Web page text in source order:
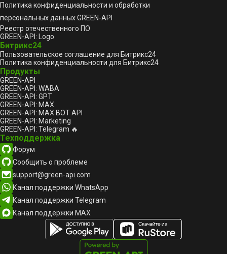
Политика конфиденциальности и обработки
персональных данных GREEN-API
Реестр отечественного ПО
GREEN-API: Logo
Битрикс24
Пользовательское соглашение для Битрикс24
Политика конфиденциальности для Битрикс24
Продукты
GREEN-API
GREEN-API: WABA
GREEN-API: GPT
GREEN-API: MAX
GREEN-API: MAX BOT API
GREEN-API: Marketing
GREEN-API: Telegram 🔥
Техподдержка
Форум
Сообщить о проблеме
support@green-api.com
Канал поддержки WhatsApp
Канал поддержки Telegram
Канал поддержки MAX